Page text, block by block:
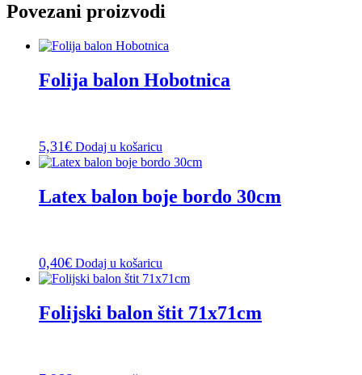
Povezani proizvodi
Folija balon Hobotnica
5,31€ Dodaj u košaricu
Latex balon boje bordo 30cm
0,40€ Dodaj u košaricu
Folijski balon štit 71x71cm